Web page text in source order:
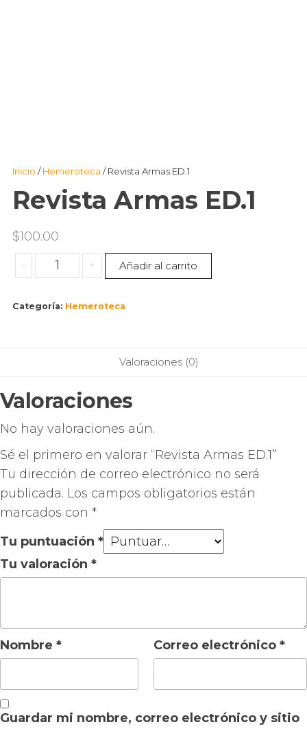
Inicio /Hemeroteca / Revista Armas ED.1
Revista Armas ED.1
$100.00
-
+ Añadir al carrito
Categoría: Hemeroteca
Valoraciones (0)
Valoraciones
No hay valoraciones aún.
Sé el primero en valorar “Revista Armas ED.1”
Tu dirección de correo electrónico no será
publicada. Los campos obligatorios están
marcados con *
Tu puntuación *
Tu valoración *
Nombre * Correo electrónico *
Guardar mi nombre, correo electrónico y sitio